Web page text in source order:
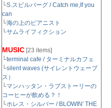
└S.スピルバーグ / Catch me,If you
can
└海の上のピアニスト
└サムライフィクション
MUSIC [23 items]
└terminal cafe / ターミナルカフェ
└silent waves (サイレントウェーブ
ス）
└マンハッタン・ラブストーリーの
コーヒーが飲める？！
└ホレス・シルバー / BLOWIN' THE